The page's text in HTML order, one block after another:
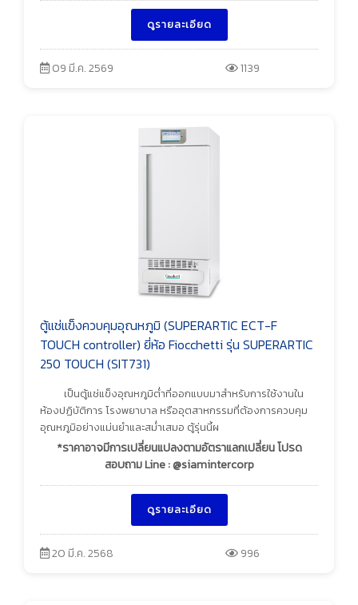
ดูรายละเอียด
09 มี.ค. 2569 1139
ตู้แช่แข็งควบคุมอุณหภูมิ (SUPERARTIC ECT-F
TOUCH controller) ยี่ห้อ Fiocchetti รุ่น SUPERARTIC
250 TOUCH (SIT731)
เป็นตู้แช่แข็งอุณหภูมิต่ำที่ออกแบบมาสำหรับการใช้งานใน
ห้องปฏิบัติการ โรงพยาบาล หรืออุตสาหกรรมที่ต้องการควบคุม
อุณหภูมิอย่างแม่นยำและสม่ำเสมอ ตู้รุ่นนี้ผ
*ราคาอาจมีการเปลี่ยนแปลงตามอัตราแลกเปลี่ยน โปรด
สอบถาม Line : @siamintercorp
ดูรายละเอียด
20 มี.ค. 2568 996